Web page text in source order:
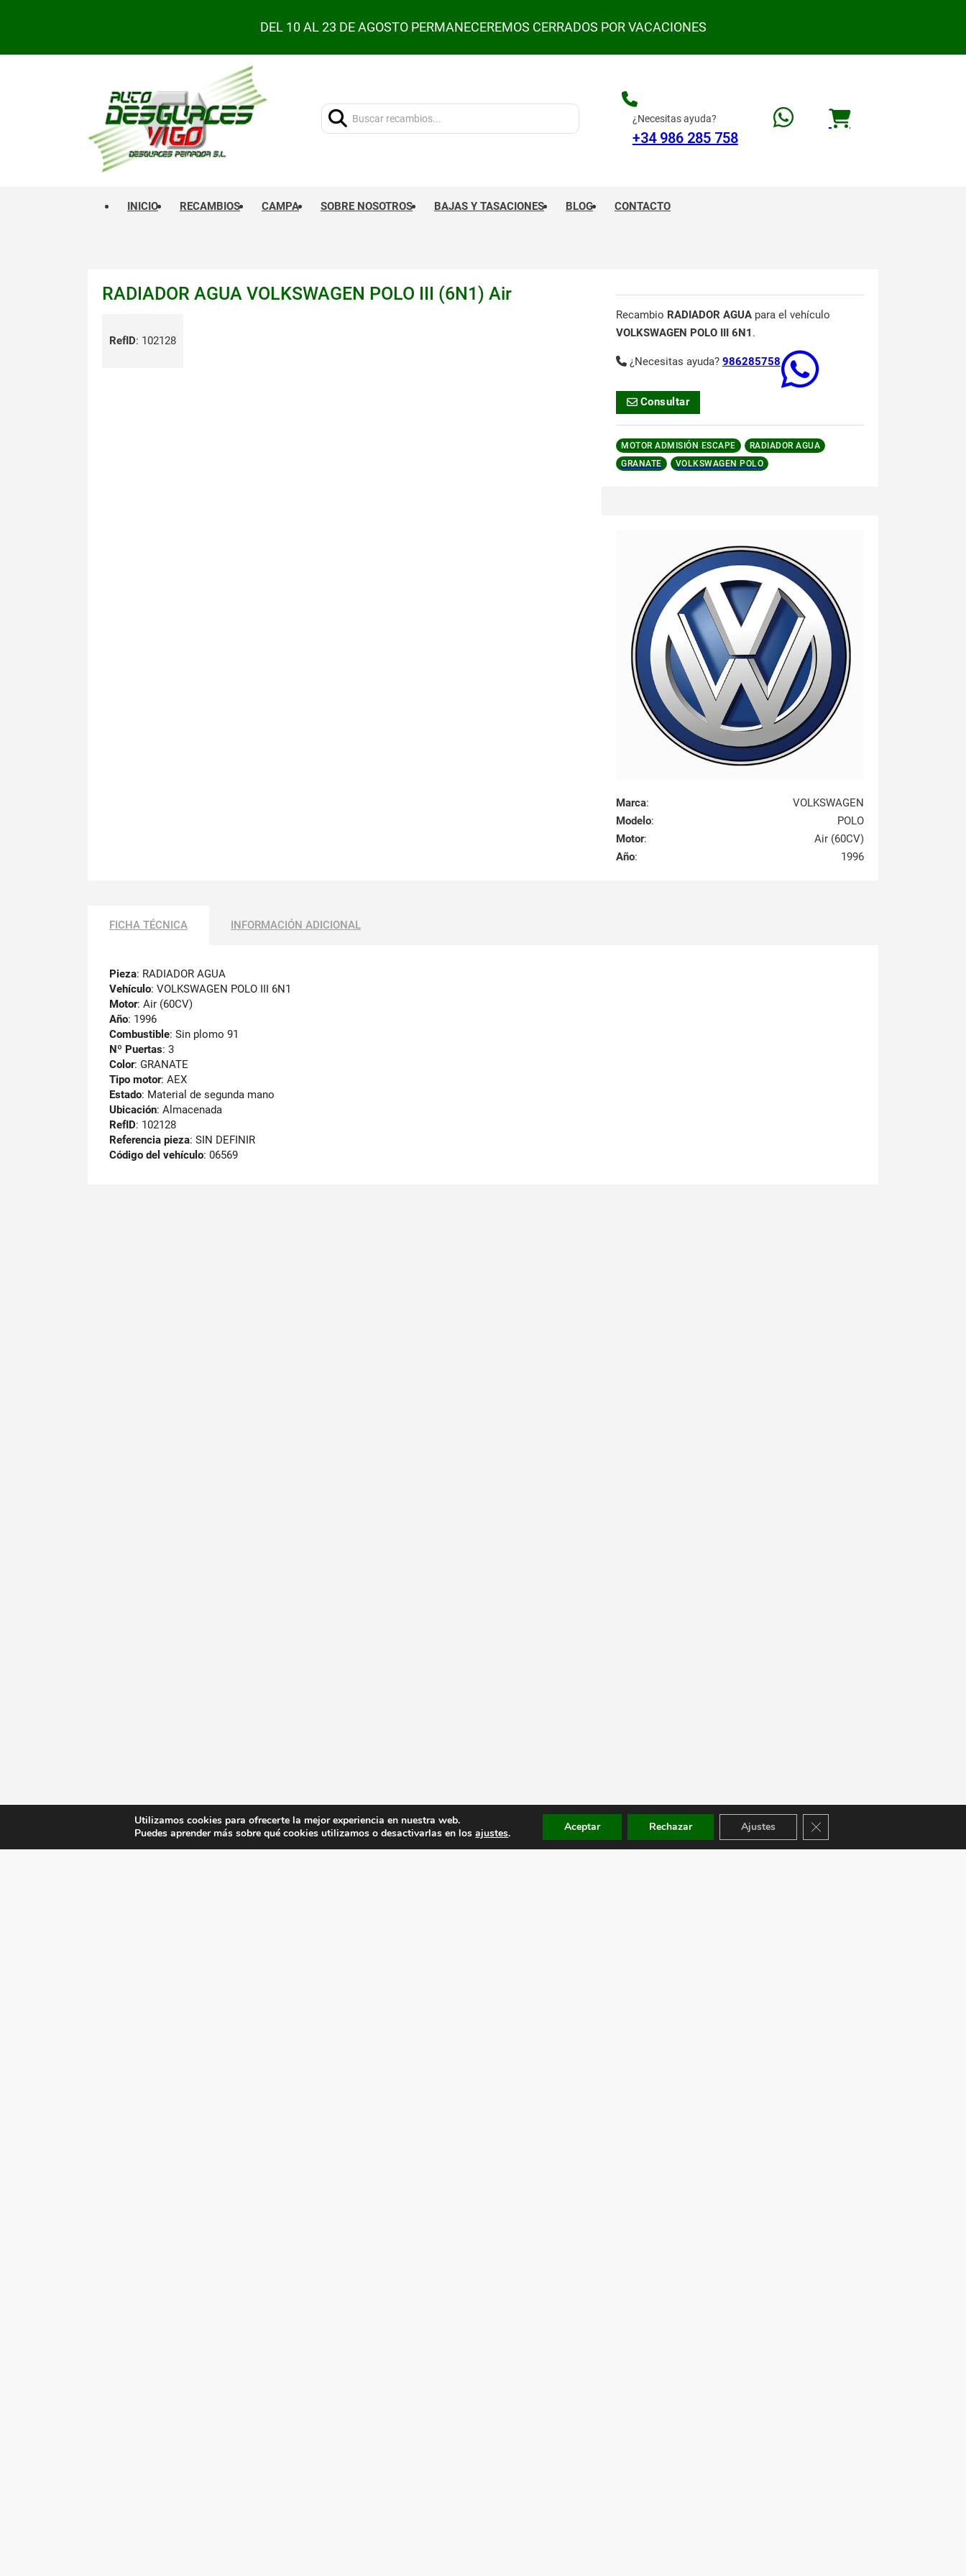
DEL 10 AL 23 DE AGOSTO PERMANECEREMOS CERRADOS POR VACACIONES
Buscar:
¿Necesitas ayuda?
+34 986 285 758
INICIO RECAMBIOS CAMPA SOBRE NOSOTROS BAJAS Y TASACIONES BLOG CONTACTO
RADIADOR AGUA VOLKSWAGEN POLO III (6N1) Air
RefID: 102128
Recambio RADIADOR AGUA para el vehículo
VOLKSWAGEN POLO III 6N1 .
¿Necesitas ayuda? 986285758
Consultar
MOTOR ADMISIÓN ESCAPE
RADIADOR AGUA
GRANATE
VOLKSWAGEN POLO
Marca:
VOLKSWAGEN
Modelo:
POLO
Motor:
Air (60CV)
Año: 1996
FICHA TÉCNICA INFORMACIÓN ADICIONAL
Pieza: RADIADOR AGUA
Vehículo: VOLKSWAGEN POLO III 6N1
Motor: Air (60CV)
Año: 1996
Combustible: Sin plomo 91
Nº Puertas: 3
Color: GRANATE
Tipo motor: AEX
Estado: Material de segunda mano
Ubicación: Almacenada
RefID: 102128
Referencia pieza: SIN DEFINIR
Código del vehículo: 06569
Utilizamos cookies para ofrecerte la mejor experiencia en nuestra web.
Puedes aprender más sobre qué cookies utilizamos o desactivarlas en losajustes. Aceptar Rechazar Ajustes Cerrar el banner de cookies RGPD